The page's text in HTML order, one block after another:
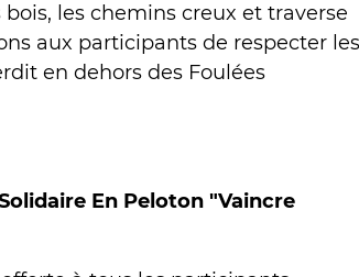
les chemins creux et traverse
aux participants de respecter les
en dehors des Foulées
En Peloton "Vaincre